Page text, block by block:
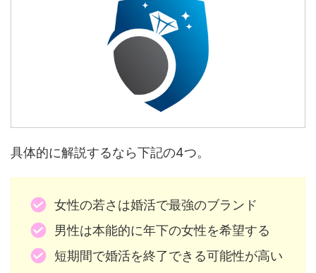
具体的に解説するなら下記の4つ。
女性の若さは婚活で最強のブランド
男性は本能的に年下の女性を希望する
短期間で婚活を終了できる可能性が高い